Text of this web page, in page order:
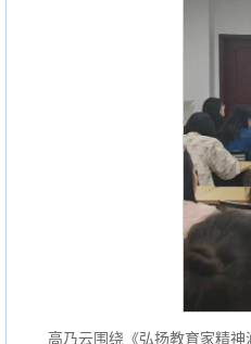
高乃云围绕《弘扬教育家精